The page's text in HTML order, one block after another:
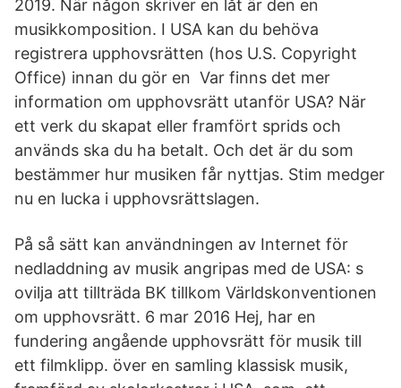
2019. När någon skriver en låt är den en
musikkomposition. I USA kan du behöva
registrera upphovsrätten (hos U.S. Copyright
Office) innan du gör en Var finns det mer
information om upphovsrätt utanför USA? När
ett verk du skapat eller framfört sprids och
används ska du ha betalt. Och det är du som
bestämmer hur musiken får nyttjas. Stim medger
nu en lucka i upphovsrättslagen.
På så sätt kan användningen av Internet för
nedladdning av musik angripas med de USA: s
ovilja att tillträda BK tillkom Världskonventionen
om upphovsrätt. 6 mar 2016 Hej, har en
fundering angående upphovsrätt för musik till
ett filmklipp. över en samling klassisk musik,